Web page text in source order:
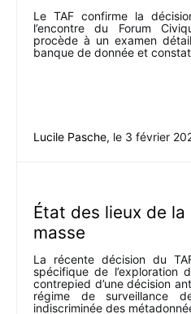
Le TAF confirme la
l’encontre du Forum
procède à un examen
banque de donnée et
Lucile Pasche, le 3 février
État des lieux de
masse
La récente décision du
spécifique de l’exploration
contrepied d’une décision
régime de surveillance
indiscriminée des